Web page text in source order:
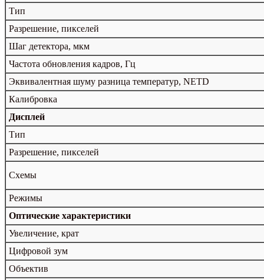
Тип
Разрешение, пикселей
Шаг детектора, мкм
Частота обновления кадров, Гц
Эквивалентная шуму разница температур, NETD
Калибровка
Дисплей
Тип
Разрешение, пикселей
Схемы
Режимы
Оптические характеристики
Увеличение, крат
Цифровой зум
Объектив